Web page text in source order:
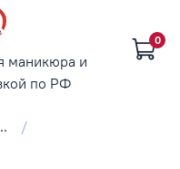
маникюра и
по РФ
0